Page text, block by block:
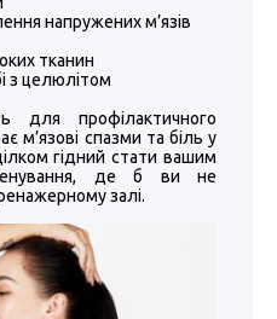
напружених м’язів
тканин
з целюлітом
для профілактичного
м’язові спазми та біль у
гідний стати вашим
де б ви не
залі.